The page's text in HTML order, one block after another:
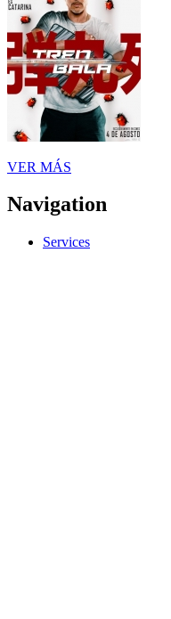
VER MÁS
Navigation
Services